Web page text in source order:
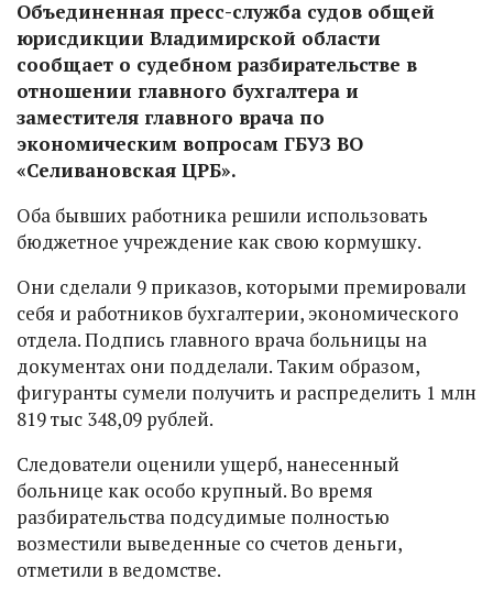
Объединенная пресс-служба судов общей
юрисдикции Владимирской области
сообщает о судебном разбирательстве в
отношении главного бухгалтера и
заместителя главного врача по
экономическим вопросам ГБУЗ ВО
«Селивановская ЦРБ».
Оба бывших работника решили использовать
бюджетное учреждение как свою кормушку.
Они сделали 9 приказов, которыми премировали
себя и работников бухгалтерии, экономического
отдела. Подпись главного врача больницы на
документах они подделали. Таким образом,
фигуранты сумели получить и распределить 1 млн
819 тыс 348,09 рублей.
Следователи оценили ущерб, нанесенный
больнице как особо крупный. Во время
разбирательства подсудимые полностью
возместили выведенные со счетов деньги,
отметили в ведомстве.